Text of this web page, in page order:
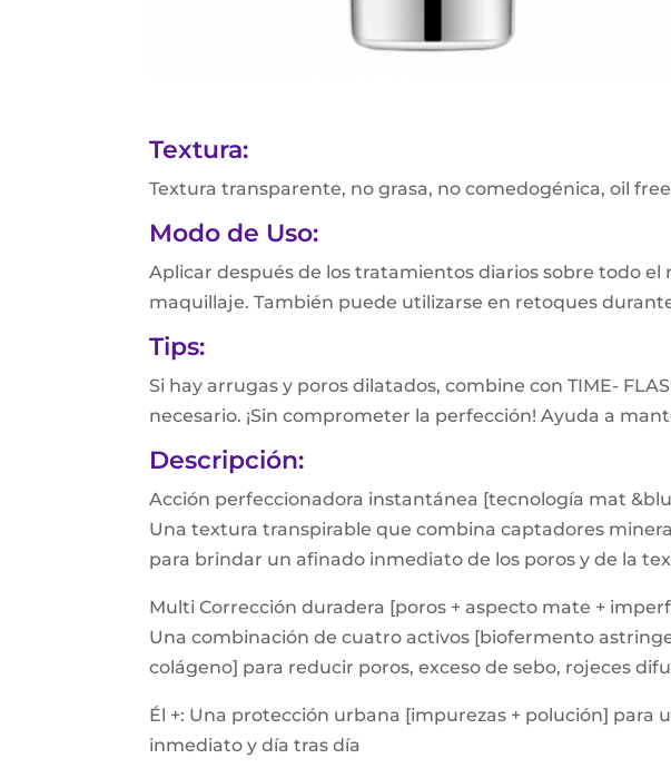
Textura:
Textura transparente, no grasa, no comedogénica, oil
Modo de Uso:
Aplicar después de los tratamientos diarios sobre todo
maquillaje. También puede utilizarse en retoques
Tips:
Si hay arrugas y poros dilatados, combine con TIME-
necesario. ¡Sin comprometer la perfección! Ayuda a
Descripción:
Acción perfeccionadora instantánea [tecnología mat
Una textura transpirable que combina captadores
para brindar un afinado inmediato de los poros y de la
Multi Corrección duradera [poros + aspecto mate +
Una combinación de cuatro activos [biofermento
colágeno] para reducir poros, exceso de sebo, rojeces
Él +: Una protección urbana [impurezas + polución]
inmediato y día tras día